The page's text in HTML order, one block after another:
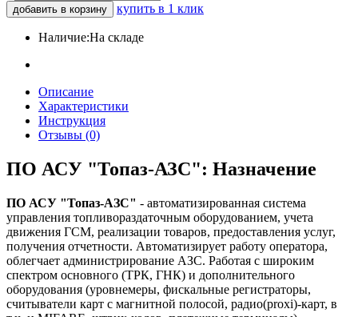
добавить в корзину купить в 1 клик
Наличие:На складе
Описание
Характеристики
Инструкция
Отзывы (0)
ПО АСУ "Топаз-АЗС": Назначение
ПО АСУ "Топаз-АЗС" - автоматизированная система
управления топливораздаточным оборудованием, учета
движения ГСМ, реализации товаров, предоставления услуг,
получения отчетности. Автоматизирует работу оператора,
облегчает администрирование АЗС. Работая с широким
спектром основного (ТРК, ГНК) и дополнительного
оборудования (уровнемеры, фискальные регистраторы,
считыватели карт с магнитной полосой, радио(proxi)-карт, в